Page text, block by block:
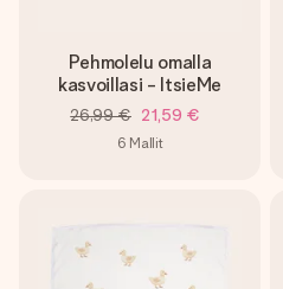
Pehmolelu omalla
kasvoillasi - ItsieMe
26,99 € 21,59 €
6 Mallit